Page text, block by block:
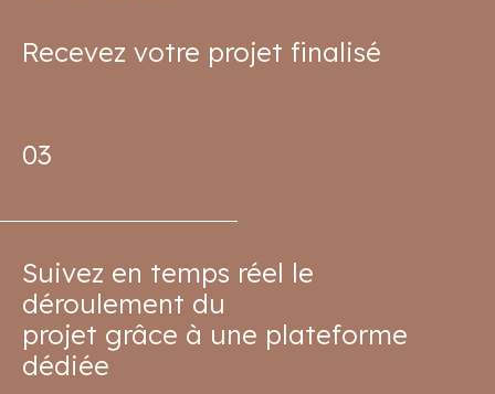
Recevez votre projet finalisé
03
Suivez en temps réel le
déroulement du
projet grâce à une plateforme
dédiée